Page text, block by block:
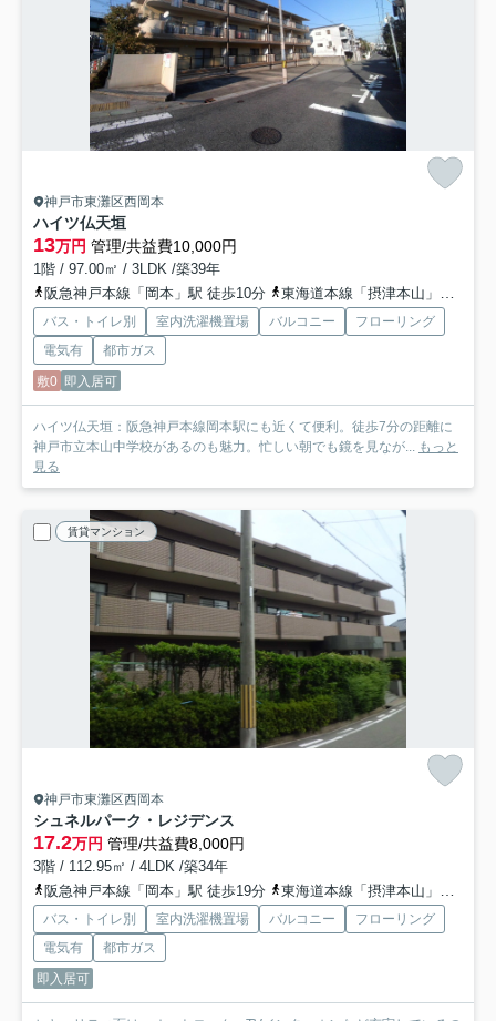
神戸市東灘区西岡本
ハイツ仏天垣
13万円 管理/共益費10,000円
1階 / 97.00㎡ / 3LDK /築39年
阪急神戸本線「岡本」駅 徒歩10分
東海道本線「摂津本山」駅 徒歩15分
バス・トイレ別 室内洗濯機置場 バルコニー
フローリング
電気有
都市ガス
敷0 即入居可
ハイツ仏天垣：阪急神戸本線岡本駅にも近くて便利。徒歩7分の距離に
神戸市立本山中学校があるのも魅力。忙しい朝でも鏡を見なが... もっと
見る
賃貸マンション
神戸市東灘区西岡本
シュネルパーク・レジデンス
17.2万円 管理/共益費8,000円
3階 / 112.95㎡ / 4LDK /築34年
阪急神戸本線「岡本」駅 徒歩19分
東海道本線「摂津本山」駅 徒歩22分
バス・トイレ別 室内洗濯機置場 バルコニー
フローリング
電気有
都市ガス
即入居可